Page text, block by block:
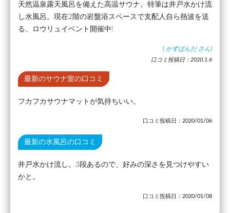
天然温泉露天風呂を備えた高温サウナ。特筆は井戸水かけ流
し水風呂。現在2階の岩盤浴スペースで支配人自ら熱波を送
る、ロウリュイベント開催中!
( かずぱんだ さん)
口コミ投稿日：2020.1.6
最新のサウナ室の口コミ
フカフカサウナマットが気持ちいい。
口コミ投稿日：2020/01/06
最新の水風呂の口コミ
井戸水かけ流し。3段あるので、好みの深さを見つけやすい
かと。
口コミ投稿日：2020/01/08